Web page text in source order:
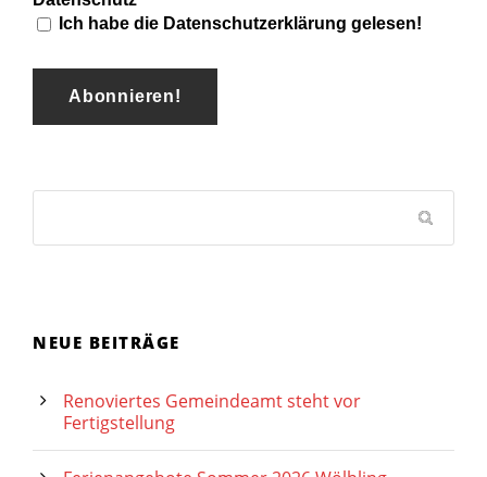
Ich habe die Datenschutzerklärung gelesen!
NEUE BEITRÄGE
Renoviertes Gemeindeamt steht vor
Fertigstellung